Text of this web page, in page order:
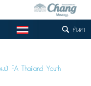
TH ค้นหา
ป์ FA Thailand Youth